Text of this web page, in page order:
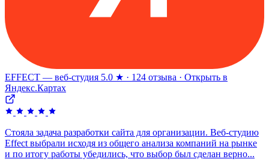
EFFECT — веб-студия 5.0 ★ · 124 отзыва · Открыть в
Яндекс.Картах
Стояла задача разработки сайта для организации. Веб-студию
Effect выбрали исходя из общего анализа компаний на рынке
и по итогу работы убедились, что выбор был сделан верно...